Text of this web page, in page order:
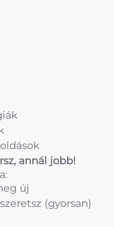
annál jobb!
új
(gyorsan)